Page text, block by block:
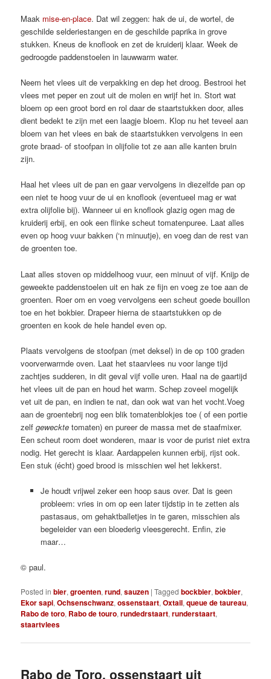
Maak mise-en-place. Dat wil zeggen: hak de ui, de wortel, de
geschilde selderiestangen en de geschilde paprika in grove
stukken. Kneus de knoflook en zet de kruiderij klaar. Week de
gedroogde paddenstoelen in lauwwarm water.
Neem het vlees uit de verpakking en dep het droog. Bestrooi het
vlees met peper en zout uit de molen en wrijf het in. Stort wat
bloem op een groot bord en rol daar de staartstukken door, alles
dient bedekt te zijn met een laagje bloem. Klop nu het teveel aan
bloem van het vlees en bak de staartstukken vervolgens in een
grote braad- of stoofpan in olijfolie tot ze aan alle kanten bruin
zijn.
Haal het vlees uit de pan en gaar vervolgens in diezelfde pan op
een niet te hoog vuur de ui en knoflook (eventueel mag er wat
extra olijfolie bij). Wanneer ui en knoflook glazig ogen mag de
kruiderij erbij, en ook een flinke scheut tomatenpuree. Laat alles
even op hoog vuur bakken (‘n minuutje), en voeg dan de rest van
de groenten toe.
Laat alles stoven op middelhoog vuur, een minuut of vijf. Knijp de
geweekte paddenstoelen uit en hak ze fijn en voeg ze toe aan de
groenten. Roer om en voeg vervolgens een scheut goede bouillon
toe en het bokbier. Drapeer hierna de staartstukken op de
groenten en kook de hele handel even op.
Plaats vervolgens de stoofpan (met deksel) in de op 100 graden
voorverwarmde oven. Laat het staarvlees nu voor lange tijd
zachtjes sudderen, in dit geval vijf volle uren. Haal na de gaartijd
het vlees uit de pan en houd het warm. Schep zoveel mogelijk
vet uit de pan, en indien te nat, dan ook wat van het vocht.Voeg
aan de groentebrij nog een blik tomatenblokjes toe ( of een portie
zelfgeweckte tomaten) en pureer de massa met de staafmixer.
Een scheut room doet wonderen, maar is voor de purist niet extra
nodig. Het gerecht is klaar. Aardappelen kunnen erbij, rijst ook.
Een stuk (écht) goed brood is misschien wel het lekkerst.
Je houdt vrijwel zeker een hoop saus over. Dat is geen
probleem: vries in om op een later tijdstip in te zetten als
pastasaus, om gehaktballetjes in te garen, misschien als
begeleider van een bloederig vleesgerecht. Enfin, zie
maar…
© paul.
Posted in bier,groenten,rund,sauzen |Tagged bockbier,bokbier,
Ekor sapi,Ochsenschwanz,ossenstaart,Oxtail,queue de taureau,
Rabo de toro, Rabo de touro,rundedrstaart,runderstaart,
staartvlees
Rabo de Toro, ossenstaart uit